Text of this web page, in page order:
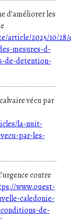
d’améliorer les
article/2025/10/28/
mesures-d-
de-detention-
vécu par
la-nuit-
par-les-
contre
www.ouest-
caledonie-
de-